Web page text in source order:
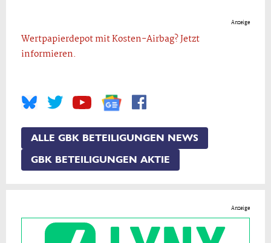
Anzeige
Wertpapierdepot mit Kosten-Airbag? Jetzt
informieren.
ALLE GBK BETEILIGUNGEN NEWS
GBK BETEILIGUNGEN AKTIE
Anzeige